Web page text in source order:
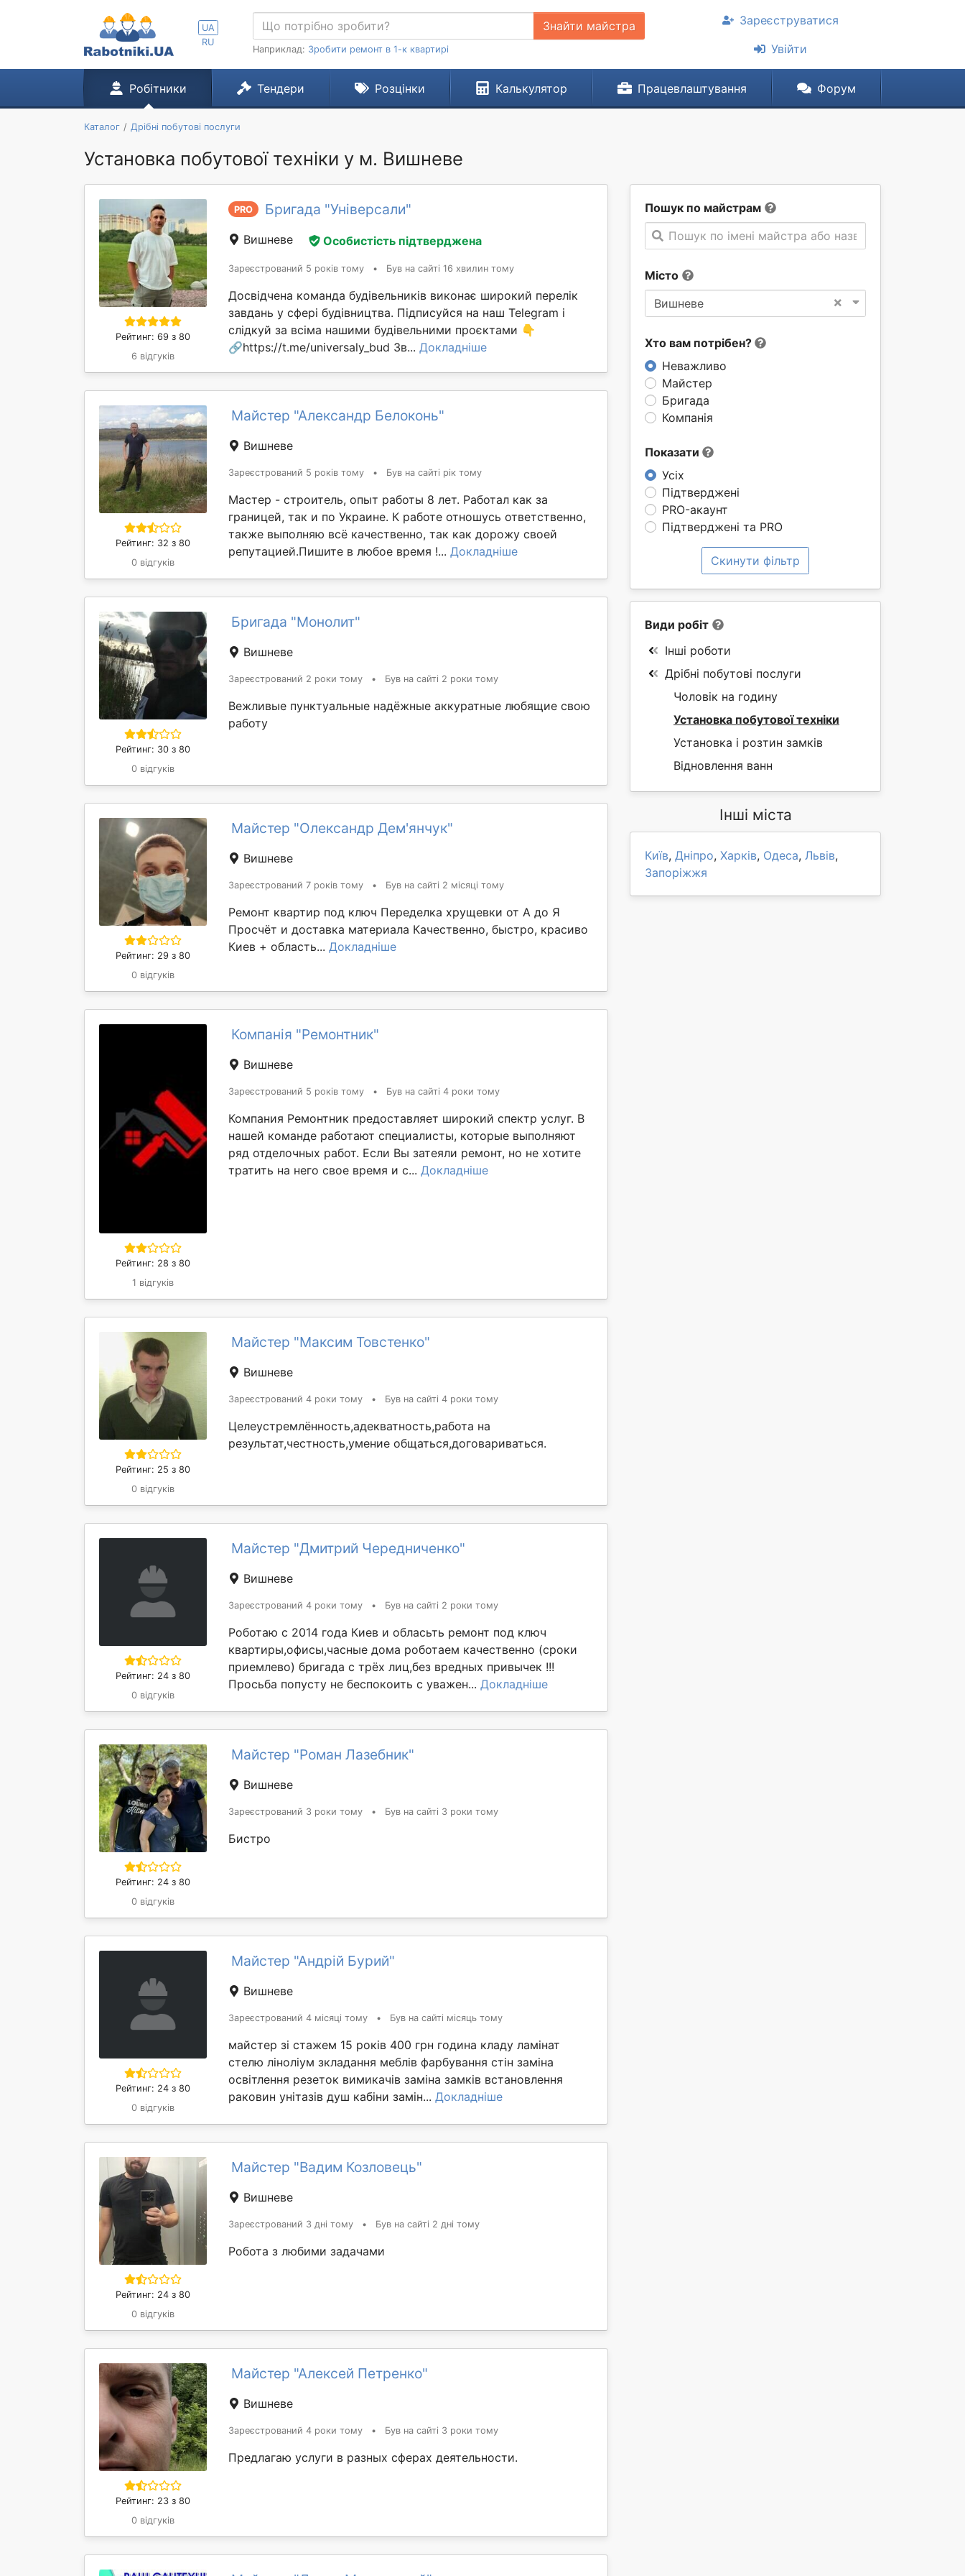
UA
RU
Знайти майстра
Наприклад: Зробити ремонт в 1-к квартирі
Зареєструватися
Увійти
Робітники Тендери Розцінки Калькулятор Працевлаштування Форум
Каталог Дрібні побутові послуги
Установка побутової техніки у м. Вишневе
Пошук по майстрам
Пошук по імені майстра або назві компанії
Місто
×
Вишневе
Хто вам потрібен?
Неважливо
Майстер
Бригада
Компанія
Показати
Усіх
Підтверджені
PRO-акаунт
Підтверджені та PRO
Скинути фільтр
Рейтинг: 69 з 80
6 відгуків
PRO Бригада "Універсали"
Вишневе Особистість підтверджена
Зареєстрований 5 років тому • Був на сайті 16 хвилин тому
Досвідчена команда будівельників виконає широкий перелік
завдань у сфері будівництва. Підписуйся на наш Telegram і
слідкуй за всіма нашими будівельними проєктами 👇
🔗https://t.me/universaly_bud Зв... Докладніше
Рейтинг: 32 з 80
0 відгуків
Майстер "Александр Белоконь"
Вишневе
Зареєстрований 5 років тому • Був на сайті рік тому
Мастер - строитель, опыт работы 8 лет. Работал как за
границей, так и по Украине. К работе отношусь ответственно,
также выполняю всё качественно, так как дорожу своей
репутацией.Пишите в любое время !... Докладніше
Рейтинг: 30 з 80
0 відгуків
Бригада "Монолит"
Вишневе
Зареєстрований 2 роки тому • Був на сайті 2 роки тому
Вежливые пунктуальные надёжные аккуратные любящие свою
работу
Рейтинг: 29 з 80
0 відгуків
Майстер "Олександр Дем'янчук"
Вишневе
Зареєстрований 7 років тому • Був на сайті 2 місяці тому
Ремонт квартир под ключ Переделка хрущевки от А до Я ​​​​​​
Просчёт и доставка материала Качественно, быстро, красиво
Киев + область... Докладніше
Рейтинг: 28 з 80
1 відгуків
Компанія "Ремонтник"
Вишневе
Зареєстрований 5 років тому • Був на сайті 4 роки тому
Компания Ремонтник предоставляет широкий спектр услуг. В
нашей команде работают специалисты, которые выполняют
ряд отделочных работ. Если Вы затеяли ремонт, но не хотите
тратить на него свое время и с... Докладніше
Рейтинг: 25 з 80
0 відгуків
Майстер "Максим Товстенко"
Вишневе
Зареєстрований 4 роки тому • Був на сайті 4 роки тому
Целеустремлённость,адекватность,работа на
результат,честность,умение общаться,договариваться.
Рейтинг: 24 з 80
0 відгуків
Майстер "Дмитрий Чередниченко"
Вишневе
Зареєстрований 4 роки тому • Був на сайті 2 роки тому
Роботаю с 2014 года Киев и обласьть ремонт под ключ
квартиры,офисы,часные дома роботаем качественно (сроки
приемлево) бригада с трёх лиц,без вредных привычек !!!
Просьба попусту не беспокоить с уважен... Докладніше
Рейтинг: 24 з 80
0 відгуків
Майстер "Роман Лазебник"
Вишневе
Зареєстрований 3 роки тому • Був на сайті 3 роки тому
Бистро
Рейтинг: 24 з 80
0 відгуків
Майстер "Андрій Бурий"
Вишневе
Зареєстрований 4 місяці тому • Був на сайті місяць тому
майстер зі стажем 15 років 400 грн година кладу ламінат
стелю ліноліум зкладання меблів фарбування стін заміна
освітлення резеток вимикачів заміна замків встановлення
раковин унітазів душ кабіни замін... Докладніше
Рейтинг: 24 з 80
0 відгуків
Майстер "Вадим Козловець"
Вишневе
Зареєстрований 3 дні тому • Був на сайті 2 дні тому
Робота з любими задачами
Рейтинг: 23 з 80
0 відгуків
Майстер "Алексей Петренко"
Вишневе
Зареєстрований 4 роки тому • Був на сайті 3 роки тому
Предлагаю услуги в разных сферах деятельности.
Види робіт
Інші роботи
Дрібні побутові послуги
Чоловік на годину
Установка побутової техніки
Установка і розтин замків
Відновлення ванн
Інші міста
Київ, Дніпро, Харків, Одеса, Львів,
Запоріжжя